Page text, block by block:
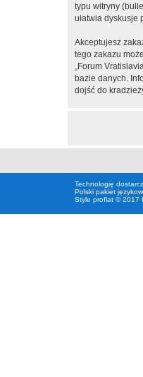
typu witryny
ułatwia dyskusje
Akceptujesz
tego zakazu
„Forum
bazie danych.
dojść do
Technologię
Polski pakiet
Style proflat © 2017